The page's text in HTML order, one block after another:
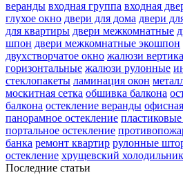
веранды входная группа входная
глухое окно двери для дома двери
для квартиры двери межкомнатные
шпон двери межкомнатные экошпон
двухстворчатое окно жалюзи
горизонтальные жалюзи рулонные
стеклопакеты ламинация окон
москитная сетка обшивка балкона
балкона остекление веранды
панорамное остекление
портальное остекление
банка ремонт квартир рулонные
остекление хрущевский холодильник
Последние статьи